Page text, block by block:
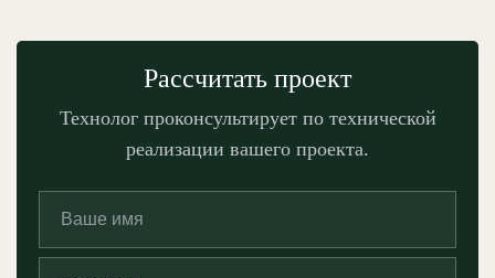
Рассчитать проект
Технолог проконсультирует по технической
реализации вашего проекта.